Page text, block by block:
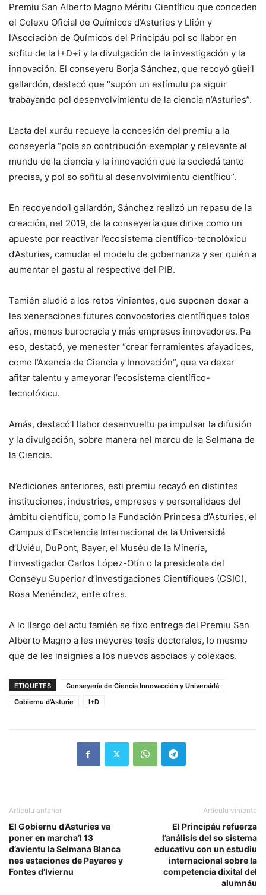
Premiu San Alberto Magno Méritu Científicu que conceden
el Colexu Oficial de Químicos d’Asturies y Llión y
l’Asociación de Químicos del Principáu pol so llabor en
sofitu de la I+D+i y la divulgación de la investigación y la
innovación. El conseyeru Borja Sánchez, que recoyó güei’l
gallardón, destacó que “supón un estímulu pa siguir
trabayando pol desenvolvimientu de la ciencia n’Asturies”.
L’acta del xuráu recueye la concesión del premiu a la
conseyería “pola so contribución exemplar y relevante al
mundu de la ciencia y la innovación que la sociedá tanto
precisa, y pol so sofitu al desenvolvimientu científicu”.
En recoyendo’l gallardón, Sánchez realizó un repasu de la
creación, nel 2019, de la conseyería que dirixe como un
apueste por reactivar l’ecosistema científico-tecnolóxicu
d’Asturies, camudar el modelu de gobernanza y ser quién a
aumentar el gastu al respective del PIB.
Tamién aludió a los retos vinientes, que suponen dexar a
les xeneraciones futures convocatories científiques tolos
años, menos burocracia y más empreses innovadores. Pa
eso, destacó, ye menester “crear ferramientes afayadices,
como l’Axencia de Ciencia y Innovación”, que va dexar
afitar talentu y ameyorar l’ecosistema científico-
tecnolóxicu.
Amás, destacó’l llabor desenvueltu pa impulsar la difusión
y la divulgación, sobre manera nel marcu de la Selmana de
la Ciencia.
N’ediciones anteriores, esti premiu recayó en distintes
instituciones, industries, empreses y personalidaes del
ámbitu científicu, como la Fundación Princesa d’Asturies, el
Campus d’Escelencia Internacional de la Universidá
d’Uviéu, DuPont, Bayer, el Muséu de la Minería,
l’investigador Carlos López-Otín o la presidenta del
Conseyu Superior d’Investigaciones Científiques (CSIC),
Rosa Menéndez, ente otres.
A lo llargo del actu tamién se fixo entrega del Premiu San
Alberto Magno a les meyores tesis doctorales, lo mesmo
que de les insignies a los nuevos asociaos y colexaos.
ETIQUETES
Conseyería de Ciencia Innovacción y Universidá
Gobiernu d'Asturie
I+D
Artículu anterior
El Gobiernu d’Asturies va
poner en marcha’l 13
d’avientu la Selmana Blanca
nes estaciones de Payares y
Fontes d’Iviernu
Artículu viniente
El Principáu refuerza
l’análisis del so sistema
educativu con un estudiu
internacional sobre la
competencia dixital del
alumnáu